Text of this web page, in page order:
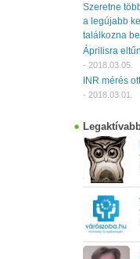
Szeretne
a legújabb
találkozna
Áprilisra
- 2018.03.05.
INR mérés
- 2018.03.01.